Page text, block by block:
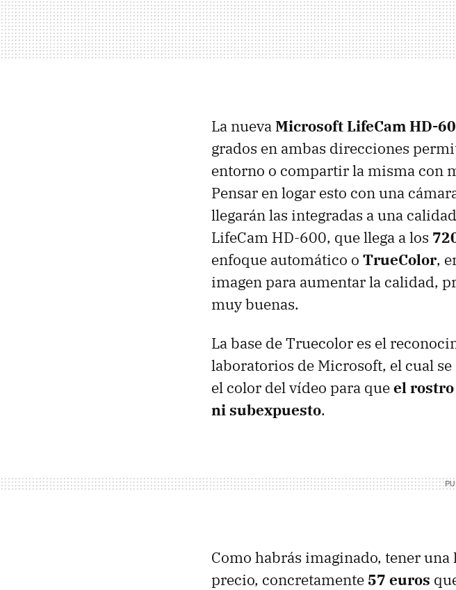
La nuevaMicrosoft LifeCam HD-
grados en ambas direcciones
entorno o compartir la misma con
Pensar en logar esto con una
llegarán las integradas a una
LifeCam HD-600, que llega a los
enfoque automático o TrueColor,
imagen para aumentar la calidad,
muy buenas.
La base de Truecolor es el
laboratorios de Microsoft, el cual
el color del vídeo para queel
ni subexpuesto.
Como habrás imaginado, tener una
precio, concretamente 57 euros